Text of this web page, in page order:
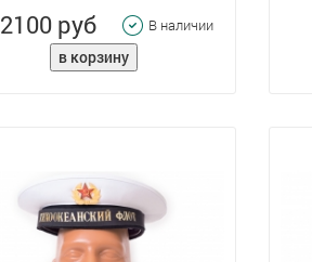
2100 руб В наличии